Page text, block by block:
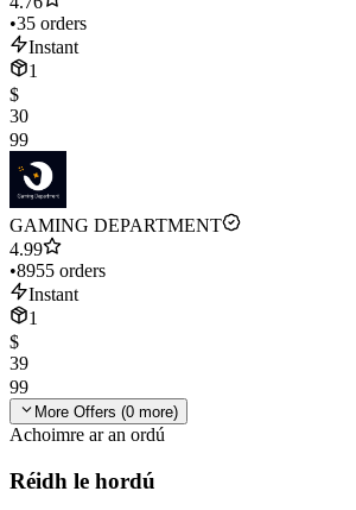
•35 orders
Instant
1
$
30
99
GAMING DEPARTMENT
4.99
•8955 orders
Instant
1
$
39
99
More Offers (0 more)
Achoimre ar an ordú
Réidh le hordú